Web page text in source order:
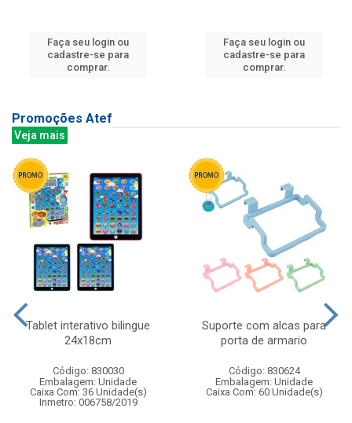
Faça seu login ou
cadastre-se para
comprar.
Faça seu login ou
cadastre-se para
comprar.
Promoções Atef
Veja mais
Tablet interativo bilingue
24x18cm
Código: 830030
Embalagem: Unidade
Caixa Com: 36 Unidade(s)
Inmetro: 006758/2019
Suporte com alcas para
porta de armario
Código: 830624
Embalagem: Unidade
Caixa Com: 60 Unidade(s)